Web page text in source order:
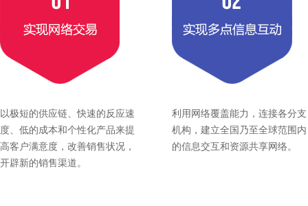
以极短的供应链、快速的反应速
度、低的成本和个性化产品来提
高客户满意度，改善销售状况，
开辟新的销售渠道。
利用网络覆盖能力，连接各分支
机构，建立全国乃至全球范围内
的信息交互和资源共享网络。